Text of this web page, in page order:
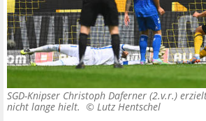
SGD-Knipser Christoph Daferner (2.v.r.)
nicht lange hielt. © Lutz Hentschel